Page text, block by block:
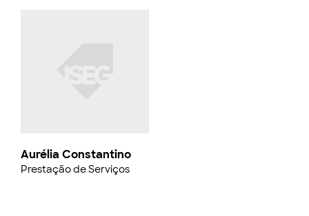
Aurélia Constantino
Prestação de Serviços